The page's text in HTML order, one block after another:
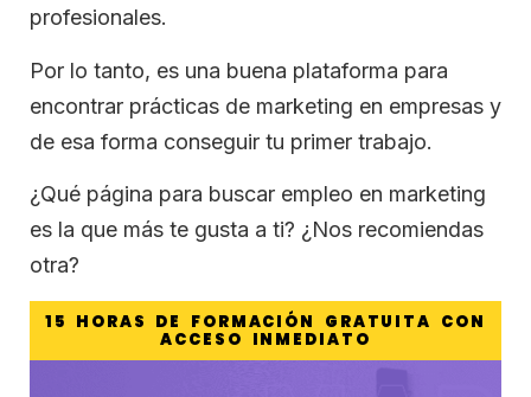
profesionales.
Por lo tanto, es una buena plataforma para
encontrar prácticas de marketing en empresas y
de esa forma conseguir tu primer trabajo.
¿Qué página para buscar empleo en marketing
es la que más te gusta a ti? ¿Nos recomiendas
otra?
15 HORAS DE FORMACIÓN GRATUITA CON
ACCESO INMEDIATO